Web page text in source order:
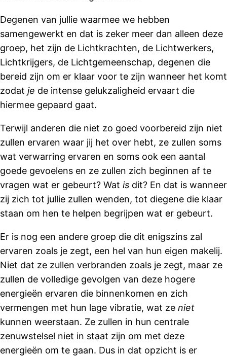
Degenen van jullie waarmee we hebben
samengewerkt en dat is zeker meer dan alleen deze
groep, het zijn de Lichtkrachten, de Lichtwerkers,
Lichtkrijgers, de Lichtgemeenschap, degenen die
bereid zijn om er klaar voor te zijn wanneer het komt
zodat je de intense gelukzaligheid ervaart die
hiermee gepaard gaat.
Terwijl anderen die niet zo goed voorbereid zijn niet
zullen ervaren waar jij het over hebt, ze zullen soms
wat verwarring ervaren en soms ook een aantal
goede gevoelens en ze zullen zich beginnen af ​​te
vragen wat er gebeurt? Wat is dit? En dat is wanneer
zij zich tot jullie zullen wenden, tot diegene die klaar
staan ​​om hen te helpen begrijpen wat er gebeurt.
Er is nog een andere groep die dit enigszins zal
ervaren zoals je zegt, een hel van hun eigen makelij.
Niet dat ze zullen verbranden zoals je zegt, maar ze
zullen de volledige gevolgen van deze hogere
energieën ervaren die binnenkomen en zich
vermengen met hun lage vibratie, wat ze niet
kunnen weerstaan. Ze zullen in hun centrale
zenuwstelsel niet in staat zijn om met deze
energieën om te gaan. Dus in dat opzicht is er